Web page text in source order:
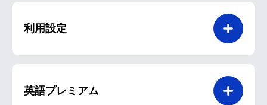
利用設定
英語プレミアム